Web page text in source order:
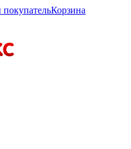
Корзина